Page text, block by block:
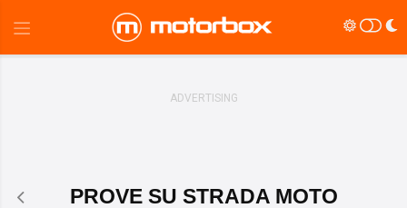
PROVE SU STRADA MOTO